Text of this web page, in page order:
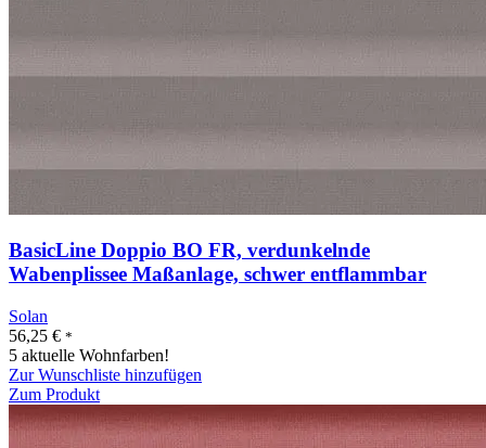
BasicLine Doppio BO FR, verdunkelnde
Wabenplissee Maßanlage, schwer entflammbar
Solan
56,25 € *
5 aktuelle Wohnfarben!
Zur Wunschliste hinzufügen
Zum Produkt